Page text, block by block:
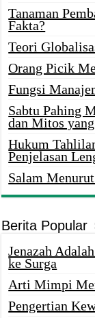
Tanaman
Fakta?
Teori
Orang Picik
Fungsi
Sabtu Pahing
dan Mitos
Hukum
Penjelasan
Salam
Berita Popular
Jenazah
ke Surga
Arti Mimpi
Pengertian